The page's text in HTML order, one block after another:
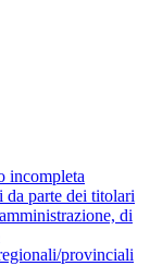
incompleta
da parte dei titolari
di
provinciali